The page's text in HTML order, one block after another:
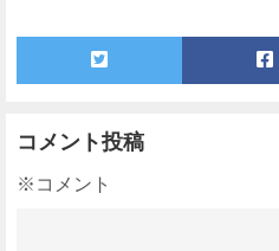
コメント投稿
※コメント